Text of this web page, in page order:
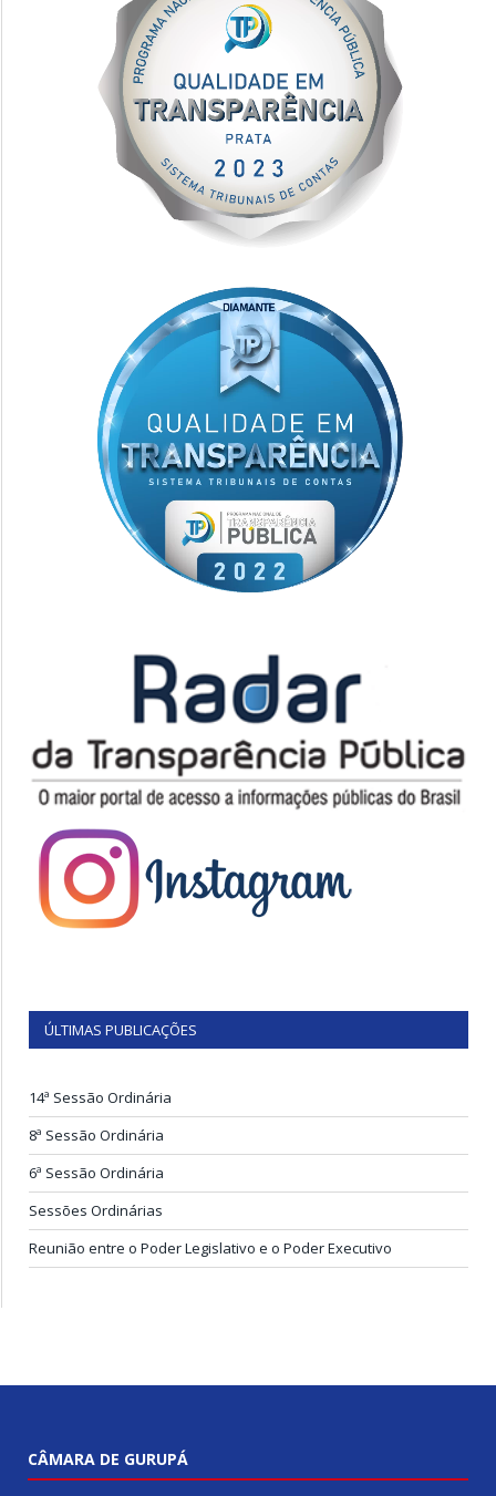
ÚLTIMAS PUBLICAÇÕES
14ª Sessão Ordinária
8ª Sessão Ordinária
6ª Sessão Ordinária
Sessões Ordinárias
Reunião entre o Poder Legislativo e o Poder Executivo
CÂMARA DE GURUPÁ